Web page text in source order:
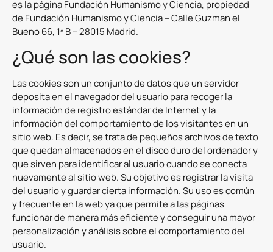
es la página Fundación Humanismo y Ciencia, propiedad
de Fundación Humanismo y Ciencia – Calle Guzman el
Bueno 66, 1º B – 28015 Madrid.
¿Qué son las cookies?
Las cookies son un conjunto de datos que un servidor
deposita en el navegador del usuario para recoger la
información de registro estándar de Internet y la
información del comportamiento de los visitantes en un
sitio web. Es decir, se trata de pequeños archivos de texto
que quedan almacenados en el disco duro del ordenador y
que sirven para identificar al usuario cuando se conecta
nuevamente al sitio web. Su objetivo es registrar la visita
del usuario y guardar cierta información. Su uso es común
y frecuente en la web ya que permite a las páginas
funcionar de manera más eficiente y conseguir una mayor
personalización y análisis sobre el comportamiento del
usuario.